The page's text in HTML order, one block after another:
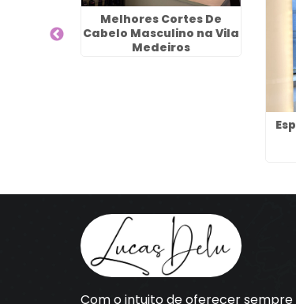
Melhores Cortes De
Cabelo Masculino na Vila
Medeiros
Com o intuito de oferecer sempre